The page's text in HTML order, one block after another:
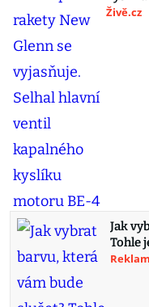
Živě.cz
Jak
Tohle